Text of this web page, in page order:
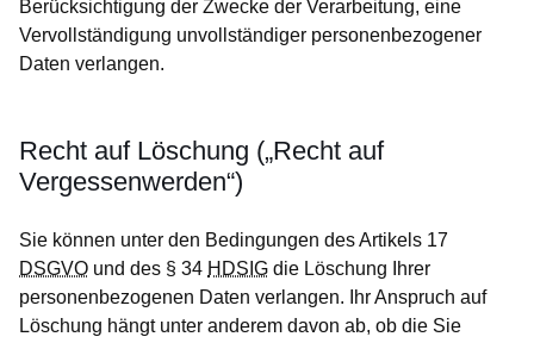
Berücksichtigung der Zwecke der Verarbeitung, eine
Vervollständigung unvollständiger personenbezogener
Daten verlangen.
Recht auf Löschung („Recht auf
Vergessenwerden“)
Sie können unter den Bedingungen des Artikels 17
DSGVO und des § 34 HDSIG die Löschung Ihrer
personenbezogenen Daten verlangen. Ihr Anspruch auf
Löschung hängt unter anderem davon ab, ob die Sie